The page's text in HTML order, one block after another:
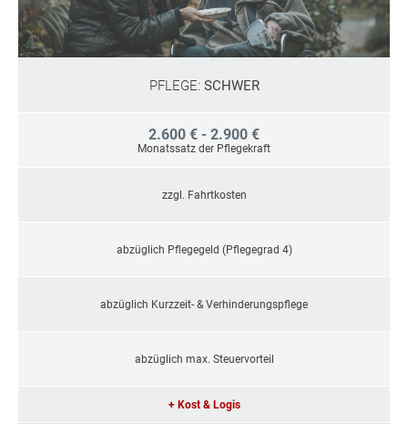
PFLEGE: SCHWER
2.600 € - 2.900 €
Monatssatz der Pflegekraft
zzgl. Fahrtkosten
abzüglich Pflegegeld (Pflegegrad 4)
abzüglich Kurzzeit- & Verhinderungspflege
abzüglich max. Steuervorteil
+ Kost & Logis